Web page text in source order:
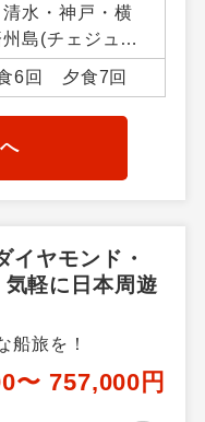
水・神戸・横
島(チェジュ
周辺
6回 夕食7回
イヤモンド・
軽に日本周遊
船旅を！
〜 757,000円